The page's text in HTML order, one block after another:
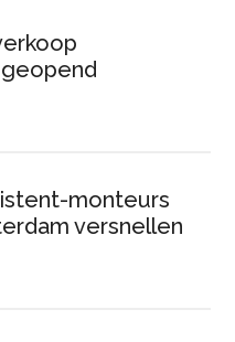
monteurs
versnellen